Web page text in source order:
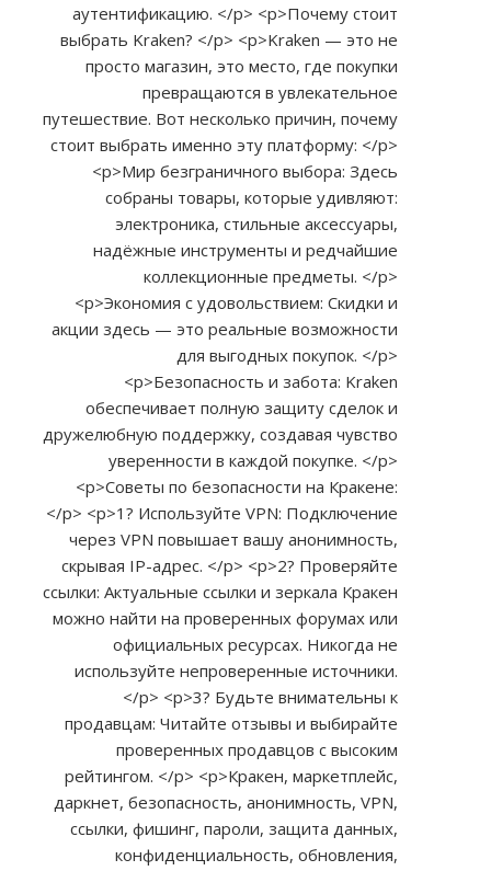
аутентификацию. </p> <p>Почему стоит
выбрать Kraken? </p> <p>Kraken — это не
просто магазин, это место, где покупки
превращаются в увлекательное
путешествие. Вот несколько причин, почему
стоит выбрать именно эту платформу: </p>
<p>Мир безграничного выбора: Здесь
собраны товары, которые удивляют:
электроника, стильные аксессуары,
надёжные инструменты и редчайшие
коллекционные предметы. </p>
<p>Экономия с удовольствием: Скидки и
акции здесь — это реальные возможности
для выгодных покупок. </p>
<p>Безопасность и забота: Kraken
обеспечивает полную защиту сделок и
дружелюбную поддержку, создавая чувство
уверенности в каждой покупке. </p>
<p>Советы по безопасности на Кракене:
</p> <p>1? Используйте VPN: Подключение
через VPN повышает вашу анонимность,
скрывая IP-адрес. </p> <p>2? Проверяйте
ссылки: Актуальные ссылки и зеркала Кракен
можно найти на проверенных форумах или
официальных ресурсах. Никогда не
используйте непроверенные источники.
</p> <p>3? Будьте внимательны к
продавцам: Читайте отзывы и выбирайте
проверенных продавцов с высоким
рейтингом. </p> <p>Кракен, маркетплейс,
даркнет, безопасность, анонимность, VPN,
ссылки, фишинг, пароли, защита данных,
конфиденциальность, обновления,